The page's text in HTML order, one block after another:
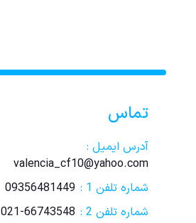
تماس
آدرس ایمیل :
valencia_cf10@yahoo.com
شماره تلفن 1 :
09356481449
شماره تلفن 2 :
021-66743548